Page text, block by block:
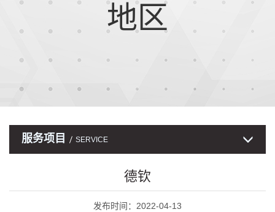
地区
服务项目 SERVICE
德钦
发布时间：2022-04-13